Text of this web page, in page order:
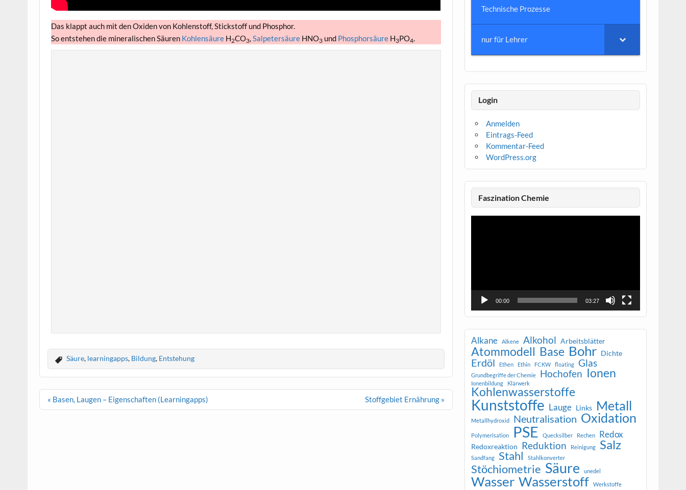
Das klappt auch mit den Oxiden von Kohlenstoff, Stickstoff und Phosphor.
So entstehen die mineralischen Säuren Kohlensäure H2CO3,Salpetersäure HNO3 und Phosphorsäure H3PO4.
Säure, learningapps, Bildung, Entstehung
Beitragsnavigation
« Basen, Laugen – Eigenschaften (Learningapps) Stoffgebiet Ernährung »
Technische Prozesse
nur für Lehrer
Login
Anmelden
Eintrags-Feed
Kommentar-Feed
WordPress.org
Faszination Chemie
Video-
00:00 03:27
Alkane Alkene Alkohol Arbeitsblätter
Atommodell Base Bohr Dichte
Erdöl Ethen Ethin FCKW floating Glas
Grundbegriffe der Chemie Hochofen Ionen
Ionenbildung Klärwerk
Kohlenwasserstoffe
Kunststoffe Lauge Links Metall
Metallhydroxid Neutralisation Oxidation
Polymerisation PSE Quecksilber Rechen Redox
Redoxreaktion Reduktion Reinigung Salz
Sandfang Stahl Stahlkonverter
Stöchiometrie Säure unedel
Wasser Wasserstoff Werkstoffe